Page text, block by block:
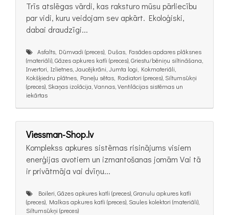
Trīs atslēgas vārdi, kas raksturo mūsu pārliecību
par vidi, kuru veidojam sev apkārt. Ekoloģiski,
dabai draudzīgi...
Asfalts, Dūmvadi (preces), Dušas, Fasādes apdares plāksnes
(materiāli), Gāzes apkures katli (preces), Griestu/bēniņu siltināšana,
Invertori, Izlietnes, Jaucējkrāni, Jumta logi, Kokmateriāli,
Kokšķiedru plātnes, Paneļu sētas, Radiatori (preces), Siltumsūkņi
(preces), Skaņas izolācija, Vannas, Ventilācijas sistēmas un
iekārtas
Viessman-Shop.lv
Komplekss apkures sistēmas risinājums visiem
enerģijas avotiem un izmantošanas jomām Vai tā
ir privātmāja vai dvīņu...
Boileri, Gāzes apkures katli (preces), Granulu apkures katli
(preces), Malkas apkures katli (preces), Saules kolektori (materiāli),
Siltumsūkņi (preces)